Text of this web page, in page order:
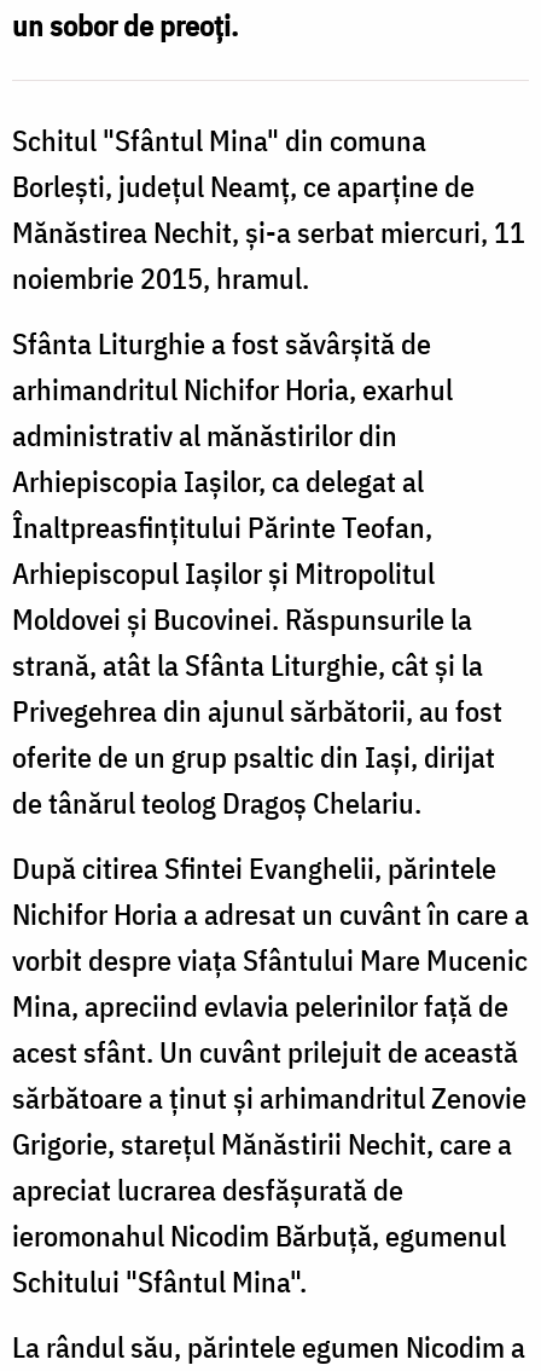
un sobor de preoţi.
Schitul "Sfântul Mina" din comuna
Borleşti, judeţul Neamţ, ce aparţine de
Mănăstirea Nechit, şi-a serbat miercuri, 11
noiembrie 2015, hramul.
Sfânta Liturghie a fost săvârşită de
arhimandritul Nichifor Horia, exarhul
administrativ al mănăstirilor din
Arhiepiscopia Iaşilor, ca delegat al
Înaltpreasfinţitului Părinte Teofan,
Arhiepiscopul Iaşilor şi Mitropolitul
Moldovei şi Bucovinei. Răspunsurile la
strană, atât la Sfânta Liturghie, cât şi la
Privegehrea din ajunul sărbătorii, au fost
oferite de un grup psaltic din Iaşi, dirijat
de tânărul teolog Dragoş Chelariu.
După citirea Sfintei Evanghelii, părintele
Nichifor Horia a adresat un cuvânt în care a
vorbit despre viaţa Sfântului Mare Mucenic
Mina, apreciind evlavia pelerinilor faţă de
acest sfânt. Un cuvânt prilejuit de această
sărbătoare a ţinut şi arhimandritul Zenovie
Grigorie, stareţul Mănăstirii Nechit, care a
apreciat lucrarea desfăşurată de
ieromonahul Nicodim Bărbuţă, egumenul
Schitului "Sfântul Mina".
La rândul său, părintele egumen Nicodim a